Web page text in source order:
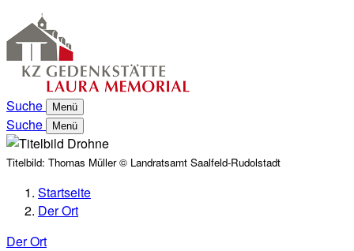
Suche Menü
Suche Menü
Titelbild: Thomas Müller © Landratsamt Saalfeld-Rudolstadt
Startseite
Der Ort
Der Ort